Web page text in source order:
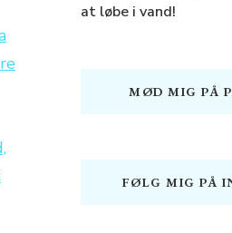
at løbe i vand!
MØD MIG PÅ
FØLG MIG PÅ